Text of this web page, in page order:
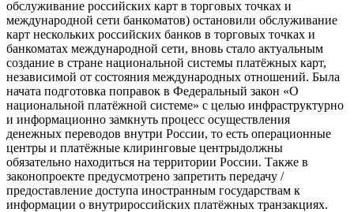
обслуживание российских карт в торговых точках и
международной сети банкоматов) остановили обслуживание
карт нескольких российских банков в торговых точках и
банкоматах международной сети, вновь стало актуальным
создание в стране национальной системы платёжных карт,
независимой от состояния международных отношений. Была
начата подготовка поправок в Федеральный закон «О
национальной платёжной системе» с целью инфраструктурно
и информационно замкнуть процесс осуществления
денежных переводов внутри России, то есть операционные
центры и платёжные клиринговые центрыдолжны
обязательно находиться на территории России. Также в
законопроекте предусмотрено запретить передачу /
предоставление доступа иностранным государствам к
информации о внутрироссийских платёжных транзакциях.